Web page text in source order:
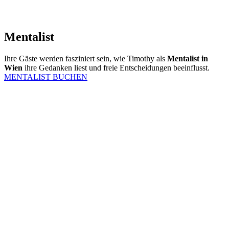
Mentalist
Ihre Gäste werden fasziniert sein, wie Timothy als Mentalist in
Wien ihre Gedanken liest und freie Entscheidungen beeinflusst.
MENTALIST BUCHEN